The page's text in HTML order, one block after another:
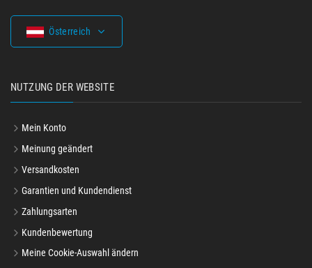
Österreich
NUTZUNG DER WEBSITE
Mein Konto
Meinung geändert
Versandkosten
Garantien und Kundendienst
Zahlungsarten
Kundenbewertung
Meine Cookie-Auswahl ändern